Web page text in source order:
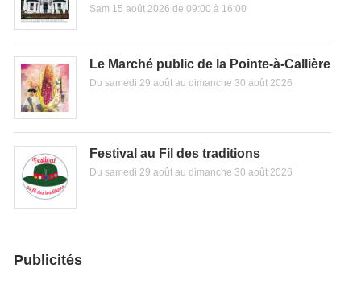
Sam 15 août 2026 de 09:00 à 16:00
Le Marché public de la Pointe-à-Callière
Du samedi 29 août au dimanche 30 août 2026
Festival au Fil des traditions
Du samedi 29 août au dimanche 30 août 2026
Publicités